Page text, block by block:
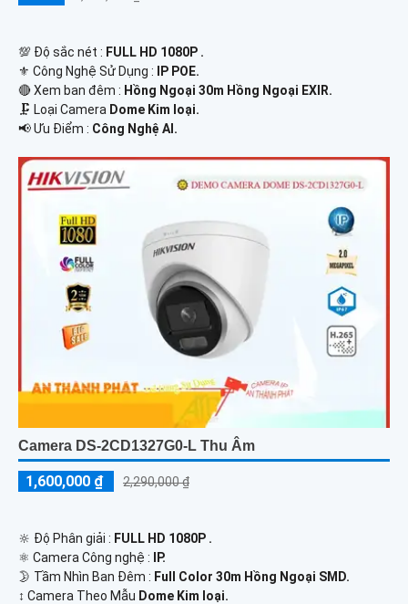
💯 Độ sắc nét : FULL HD 1080P .
⚜️ Công Nghệ Sử Dụng :
IP POE.
🔴 Xem ban đêm : Hồng Ngoại 30m Hồng Ngoại EXIR.
🗜️ Loại Camera Dome Kim loại.
️📢 Ưu Điểm : Công Nghệ AI.
Camera DS-2CD1327G0-L Thu Âm
1,600,000 ₫ 2,290,000 ₫
🔆 Độ Phân giải : FULL HD 1080P .
⚛️ Camera Công nghệ :
IP.
🌛 Tầm Nhìn Ban Đêm : Full Color 30m Hồng Ngoại SMD.
↕️ Camera Theo Mẫu Dome Kim loại.